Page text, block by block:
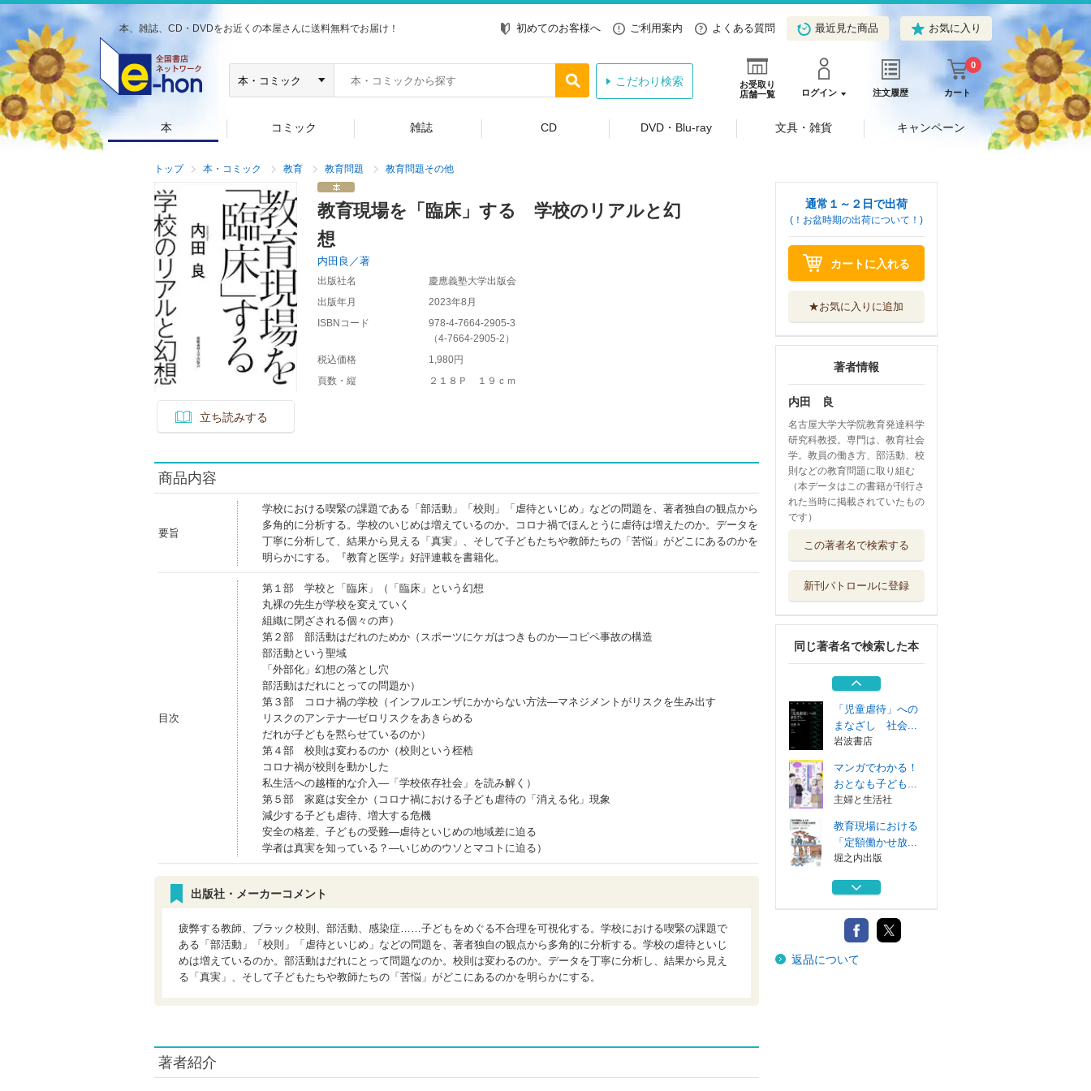
本、雑誌、CD・DVDをお近くの本屋さんに送料無料でお届け！ 初めてのお客様へ ご利用案内 よくある質問 最近見た商品 お気に入り
お受取り
店舗一覧
ログイン 注文履歴 カート
0
こだわり検索
本 コミック 雑誌 CD DVD・Blu-ray 文具・雑貨 キャンペーン
トップ 本・コミック 教育 教育問題 教育問題その他
立ち読みする
教育現場を「臨床」する 学校のリアルと幻
想
内田良／著
出版社名
慶應義塾大学出版会
出版年月
2023年8月
ISBNコード
978-4-7664-2905-3
（4-7664-2905-2 ）
税込価格
1,980円
頁数・縦
２１８Ｐ １９ｃｍ
商品内容
要旨
学校における喫緊の課題である「部活動」「校則」「虐待といじめ」などの問題を、著者独自の観点から
多角的に分析する。学校のいじめは増えているのか。コロナ禍でほんとうに虐待は増えたのか。データを
丁寧に分析して、結果から見える「真実」、そして子どもたちや教師たちの「苦悩」がどこにあるのかを
明らかにする。『教育と医学』好評連載を書籍化。
目次
第１部 学校と「臨床」（「臨床」という幻想
丸裸の先生が学校を変えていく
組織に閉ざされる個々の声）
第２部 部活動はだれのためか（スポーツにケガはつきものか―コピペ事故の構造
部活動という聖域
「外部化」幻想の落とし穴
部活動はだれにとっての問題か）
第３部 コロナ禍の学校（インフルエンザにかからない方法―マネジメントがリスクを生み出す
リスクのアンテナ―ゼロリスクをあきらめる
だれが子どもを黙らせているのか）
第４部 校則は変わるのか（校則という桎梏
コロナ禍が校則を動かした
私生活への越権的な介入―「学校依存社会」を読み解く）
第５部 家庭は安全か（コロナ禍における子ども虐待の「消える化」現象
減少する子ども虐待、増大する危機
安全の格差、子どもの受難―虐待といじめの地域差に迫る
学者は真実を知っている？―いじめのウソとマコトに迫る）
出版社・メーカーコメント
疲弊する教師、ブラック校則、部活動、感染症……子どもをめぐる不合理を可視化する。学校における喫緊の課題で
ある「部活動」「校則」「虐待といじめ」などの問題を、著者独自の観点から多角的に分析する。学校の虐待といじ
めは増えているのか。部活動はだれにとって問題なのか。校則は変わるのか。データを丁寧に分析し、結果から見え
る「真実」、そして子どもたちや教師たちの「苦悩」がどこにあるのかを明らかにする。
著者紹介
通常１～２日で出荷
(！お盆時期の出荷について！)
カートに入れる
★お気に入りに追加
著者情報
内田 良
名古屋大学大学院教育発達科学
研究科教授。専門は、教育社会
学。教員の働き方、部活動、校
則などの教育問題に取り組む
（本データはこの書籍が刊行さ
れた当時に掲載されていたもの
です）
この著者名で検索する
新刊パトロールに登録
同じ著者名で検索した本
「定額働かせ放...
いじめ対応の限界
先生がいなくなる
ＰＨＰ研究所
「児童虐待」への
まなざし 社会...
岩波書店
マンガでわかる！
おとなも子ども...
主婦と生活社
教育現場における
「定額働かせ放...
堀之内出版
いじめ対応の限界
先生がいなくなる
ＰＨＰ研究所
返品について